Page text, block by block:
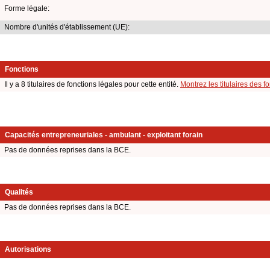
Forme légale:
Nombre d'unités d'établissement (UE):
Fonctions
Il y a 8 titulaires de fonctions légales pour cette entité. Montrez les titulaires des
Capacités entrepreneuriales - ambulant - exploitant forain
Pas de données reprises dans la BCE.
Qualités
Pas de données reprises dans la BCE.
Autorisations